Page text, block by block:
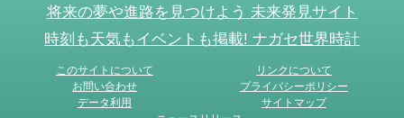
将来の夢や進路を見つけよう 未来発見サイト
時刻も天気もイベントも掲載! ナガセ世界時計
このサイトについて
リンクについて
お問い合わせ
プライバシーポリシー
データ利用
サイトマップ